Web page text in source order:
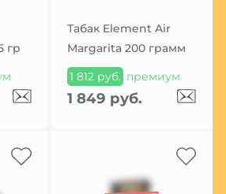
гр
Табак Element Air
Margarita 200 грамм
1 812 руб. премиум
1 849 руб.